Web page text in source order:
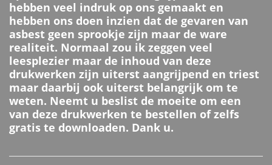
hebben veel indruk op ons gemaakt en
hebben ons doen inzien dat de gevaren van
asbest geen sprookje zijn maar de ware
realiteit. Normaal zou ik zeggen veel
leesplezier maar de inhoud van deze
drukwerken zijn uiterst aangrijpend en triest
maar daarbij ook uiterst belangrijk om te
weten. Neemt u beslist de moeite om een
van deze drukwerken te bestellen of zelfs
gratis te downloaden. Dank u.